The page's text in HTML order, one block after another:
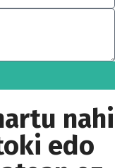
nahi
edo